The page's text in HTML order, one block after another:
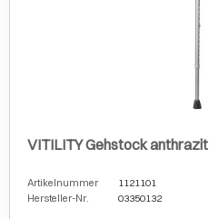
VITILITY Gehstock anthrazit
Artikelnummer
1121101
Hersteller-Nr.
03350132